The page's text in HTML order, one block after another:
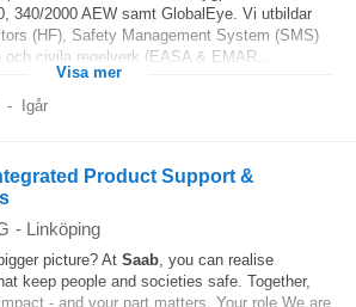
340/2000 AEW samt GlobalEye. Vi utbildar
(HF), Safety Management System (SMS)
civila regelverk (EASA & EMAR...
Visa mer
- Igår
Product Support &
- Linköping
picture? At Saab, you can realise
keep people and societies safe. Together,
- and your part matters. Your role We are